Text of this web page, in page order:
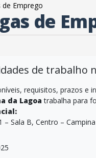
de Emprego
de
de trabalho
requisitos, prazos e
da Lagoa trabalha para
– Sala B, Centro –